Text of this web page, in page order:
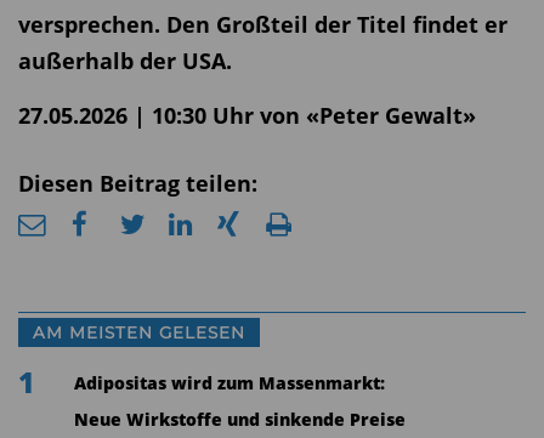
versprechen. Den Großteil der Titel findet er
außerhalb der USA.
27.05.2026 | 10:30 Uhr von «Peter Gewalt»
Diesen Beitrag teilen:
AM MEISTEN GELESEN
1
Adipositas wird zum Massenmarkt:
Neue Wirkstoffe und sinkende Preise